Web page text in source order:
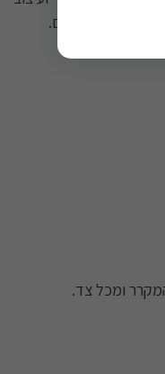
לגבהים חדשים.